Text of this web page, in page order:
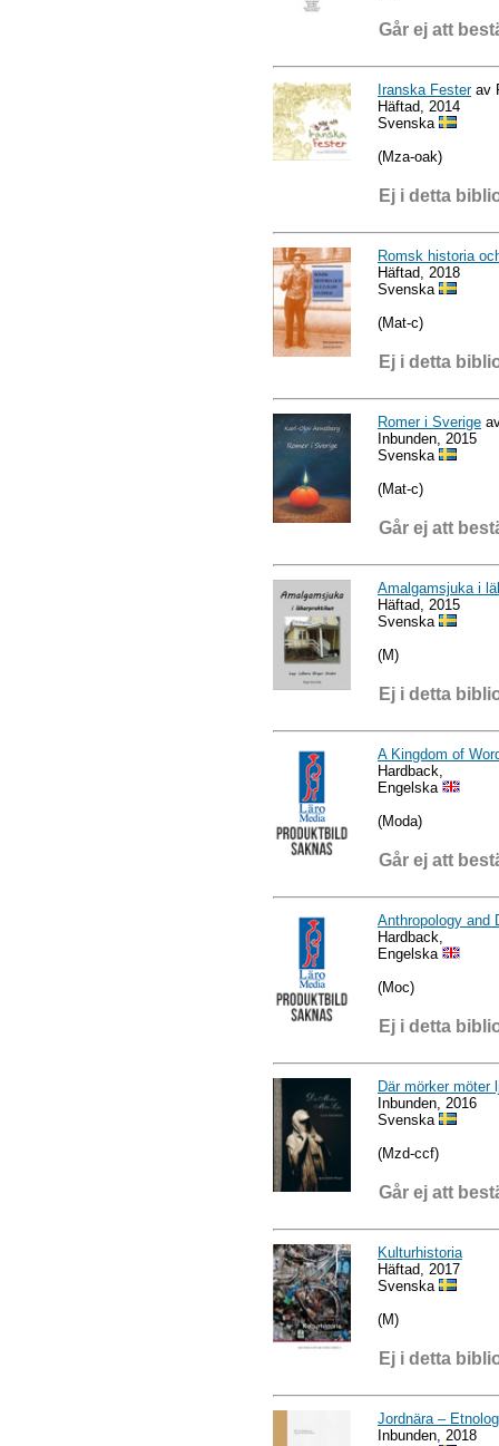
Går ej att
Iranska Festerav
Häftad, 2014
Svenska
(Mza-oak)
Ej i detta
Romsk historia
Häftad, 2018
Svenska
(Mat-c)
Ej i detta
Romer i Sverige
Inbunden, 2015
Svenska
(Mat-c)
Går ej att
Amalgamsjuka i
Häftad, 2015
Svenska
(M)
Ej i detta
A Kingdom of
Hardback,
Engelska
(Moda)
Går ej att
Anthropology and
Hardback,
Engelska
(Moc)
Ej i detta
Där mörker möter
Inbunden, 2016
Svenska
(Mzd-ccf)
Går ej att
Kulturhistoria
Häftad, 2017
Svenska
(M)
Ej i detta
Jordnära –
Inbunden, 2018